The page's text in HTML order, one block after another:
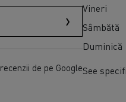
recenzii de pe Google
Vineri
Sâmbătă
Duminică
See